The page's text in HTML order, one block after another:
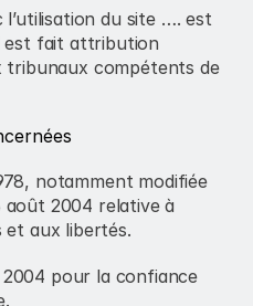
du site …. est
est fait attribution
tribunaux compétents de
notamment modifiée
août 2004 relative à
et aux libertés.
2004 pour la confiance